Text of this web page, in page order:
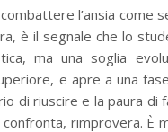
l’ansia come
è il segnale che lo
ma una soglia
e apre a una
di riuscire e la paura di
rimprovera. È